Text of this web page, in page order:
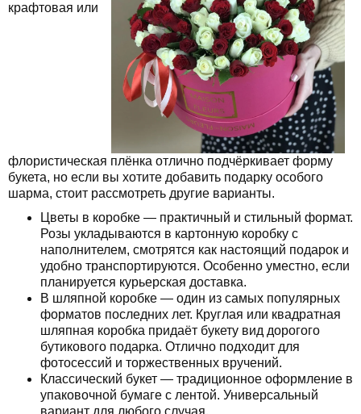
крафтовая или
флористическая плёнка отлично подчёркивает форму
букета, но если вы хотите добавить подарку особого
шарма, стоит рассмотреть другие варианты.
Цветы в коробке — практичный и стильный формат.
Розы укладываются в картонную коробку с
наполнителем, смотрятся как настоящий подарок и
удобно транспортируются. Особенно уместно, если
планируется курьерская доставка.
В шляпной коробке — один из самых популярных
форматов последних лет. Круглая или квадратная
шляпная коробка придаёт букету вид дорогого
бутикового подарка. Отлично подходит для
фотосессий и торжественных вручений.
Классический букет — традиционное оформление в
упаковочной бумаге с лентой. Универсальный
вариант для любого случая.